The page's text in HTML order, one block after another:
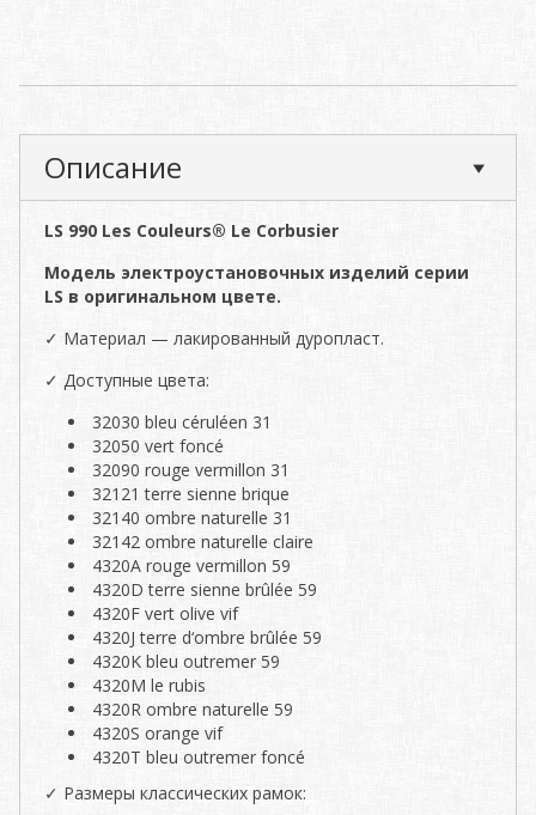
Описание
LS 990 Les Couleurs® Le Corbusier
Модель электроустановочных изделий серии
LS в оригинальном цвете.
✓ Материал — лакированный дуропласт.
✓ Доступные цвета:
32030 bleu céruléen 31
32050 vert foncé
32090 rouge vermillon 31
32121 terre sienne brique
32140 ombre naturelle 31
32142 ombre naturelle claire
4320A rouge vermillon 59
4320D terre sienne brûlée 59
4320F vert olive vif
4320J terre d‘ombre brûlée 59
4320K bleu outremer 59
4320M le rubis
4320R ombre naturelle 59
4320S orange vif
4320T bleu outremer foncé
✓ Размеры классических рамок: